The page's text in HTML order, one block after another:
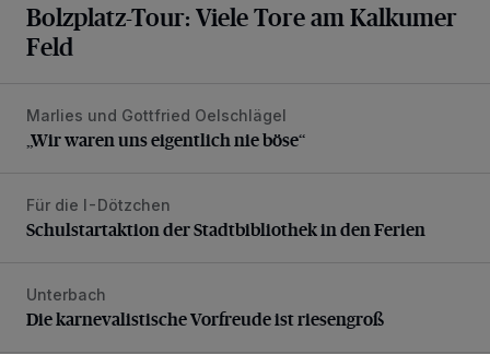
Bolzplatz-Tour: Viele Tore am Kalkumer
Feld
„Wir waren uns eigentlich nie böse“
Marlies und Gottfried Oelschlägel
„Wir waren uns eigentlich nie böse“
Schulstartaktion der Stadtbibliothek in den Ferien
Für die I-Dötzchen
Schulstartaktion der Stadtbibliothek in den Ferien
Die karnevalistische Vorfreude ist riesengroß
Unterbach
Die karnevalistische Vorfreude ist riesengroß